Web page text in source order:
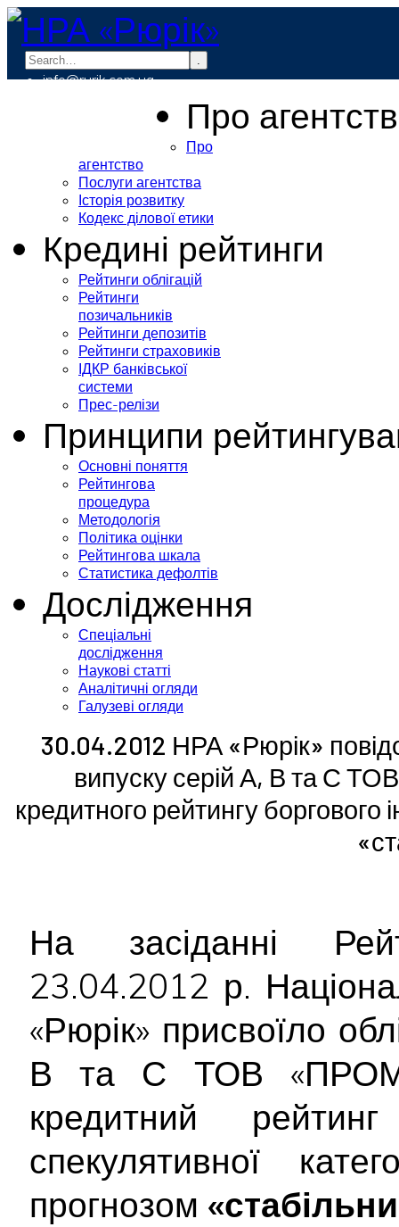
.
info@rurik.com.ua
Про
Про
агентство
Послуги агентства
Історія розвитку
Кодекс ділової етики
Кредині рейтинги
Рейтинги облігацій
Рейтинги
позичальників
Рейтинги депозитів
Рейтинги страховиків
ІДКР банківської
системи
Прес-релізи
Принципи
Основні поняття
Рейтингова
процедура
Методологія
Політика оцінки
Рейтингова шкала
Статистика дефолтів
Дослідження
Спеціальні
дослідження
Наукові статті
Аналітичні огляди
Галузеві огляди
30.04.2012 НРА «Рюрік»
випуску серій А, В та С
кредитного рейтингу
На засіданні
23.04.2012 р.
«Рюрік» присвоїло
В та С ТОВ
кредитний
спекулятивної
прогнозом